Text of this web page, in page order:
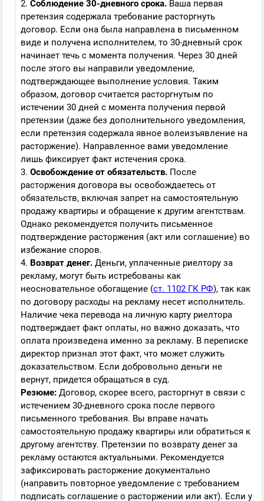
2. Соблюдение 30-дневного срока. Ваша первая
претензия содержала требование расторгнуть
договор. Если она была направлена в письменном
виде и получена исполнителем, то 30-дневный срок
начинает течь с момента получения. Через 30 дней
после этого вы направили уведомление,
подтверждающее выполнение условия. Таким
образом, договор считается расторгнутым по
истечении 30 дней с момента получения первой
претензии (даже без дополнительного уведомления,
если претензия содержала явное волеизъявление на
расторжение). Направленное вами уведомление
лишь фиксирует факт истечения срока.
3. Освобождение от обязательств. После
расторжения договора вы освобождаетесь от
обязательств, включая запрет на самостоятельную
продажу квартиры и обращение к другим агентствам.
Однако рекомендуется получить письменное
подтверждение расторжения (акт или соглашение) во
избежание споров.
4. Возврат денег. Деньги, уплаченные риелтору за
рекламу, могут быть истребованы как
неосновательное обогащение (ст. 1102 ГК РФ), так как
по договору расходы на рекламу несет исполнитель.
Наличие чека перевода на личную карту риелтора
подтверждает факт оплаты, но важно доказать, что
оплата произведена именно за рекламу. В переписке
директор признал этот факт, что может служить
доказательством. Если добровольно деньги не
вернут, придется обращаться в суд.
Резюме: Договор, скорее всего, расторгнут в связи с
истечением 30-дневного срока после первого
письменного требования. Вы вправе начать
самостоятельную продажу квартиры или обратиться к
другому агентству. Претензии по возврату денег за
рекламу остаются актуальными. Рекомендуется
зафиксировать расторжение документально
(направить повторное уведомление с требованием
подписать соглашение о расторжении или акт). Если у